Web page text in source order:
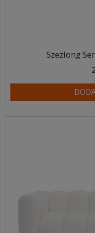
Szezlong